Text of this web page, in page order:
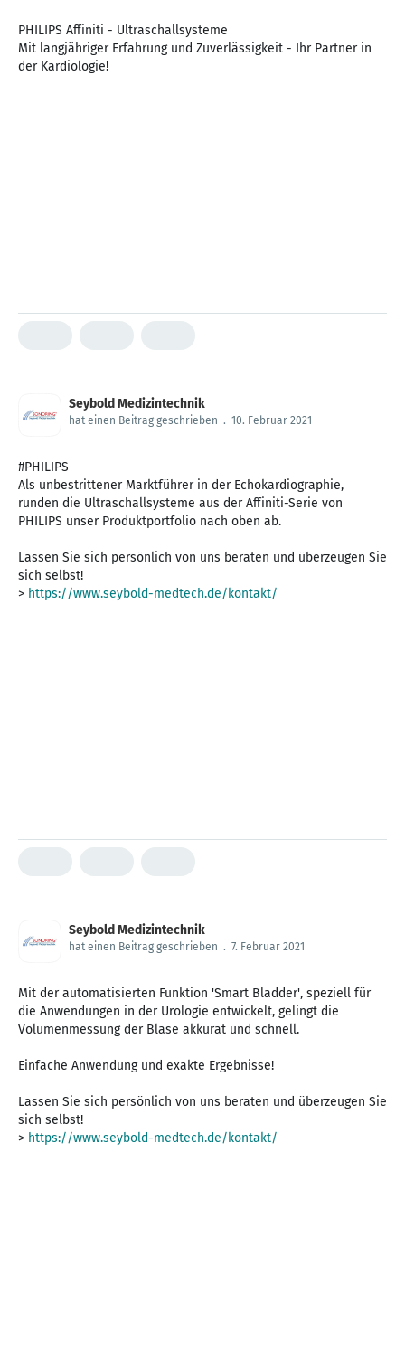
PHILIPS Affiniti - Ultraschallsysteme
Mit langjähriger Erfahrung und Zuverlässigkeit - Ihr Partner in
der Kardiologie!
Seybold Medizintechnik
hat einen Beitrag geschrieben . 10. Februar 2021
#PHILIPS
Als unbestrittener Marktführer in der Echokardiographie,
runden die Ultraschallsysteme aus der Affiniti-Serie von
PHILIPS unser Produktportfolio nach oben ab.
Lassen Sie sich persönlich von uns beraten und überzeugen Sie
sich selbst!
> https://www.seybold-medtech.de/kontakt/
Seybold Medizintechnik
hat einen Beitrag geschrieben . 7. Februar 2021
Mit der automatisierten Funktion 'Smart Bladder', speziell für
die Anwendungen in der Urologie entwickelt, gelingt die
Volumenmessung der Blase akkurat und schnell.
Einfache Anwendung und exakte Ergebnisse!
Lassen Sie sich persönlich von uns beraten und überzeugen Sie
sich selbst!
> https://www.seybold-medtech.de/kontakt/